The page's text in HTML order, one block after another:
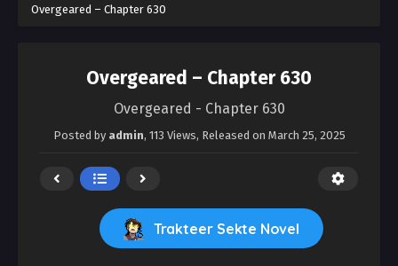
Overgeared – Chapter 630
Overgeared – Chapter 630
Overgeared - Chapter 630
Posted by admin, 113 Views, Released on March 25, 2025
Trakteer Sekte Novel